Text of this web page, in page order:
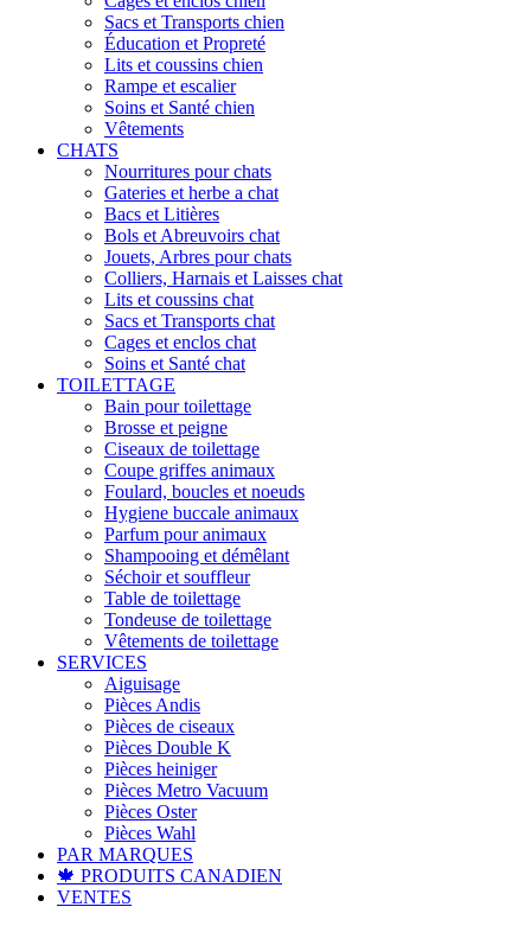
Sacs et Transports chien
Éducation et Propreté
Lits et coussins chien
Rampe et escalier
Soins et Santé chien
Vêtements
CHATS
Nourritures pour chats
Gateries et herbe a chat
Bacs et Litières
Bols et Abreuvoirs chat
Jouets, Arbres pour chats
Colliers, Harnais et Laisses chat
Lits et coussins chat
Sacs et Transports chat
Cages et enclos chat
Soins et Santé chat
TOILETTAGE
Bain pour toilettage
Brosse et peigne
Ciseaux de toilettage
Coupe griffes animaux
Foulard, boucles et noeuds
Hygiene buccale animaux
Parfum pour animaux
Shampooing et démêlant
Séchoir et souffleur
Table de toilettage
Tondeuse de toilettage
Vêtements de toilettage
SERVICES
Aiguisage
Pièces Andis
Pièces de ciseaux
Pièces Double K
Pièces heiniger
Pièces Metro Vacuum
Pièces Oster
Pièces Wahl
PAR MARQUES
🍁 PRODUITS CANADIEN
VENTES